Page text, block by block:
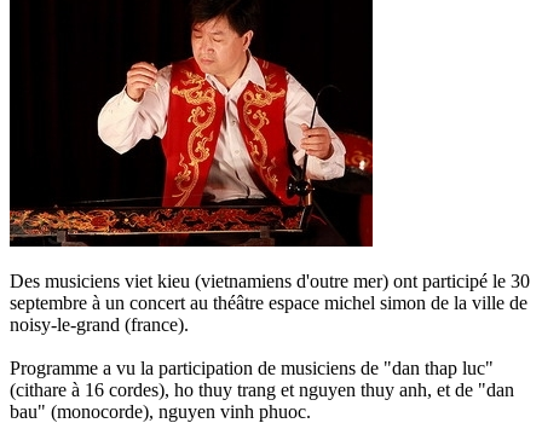
Des musiciens viet kieu (vietnamiens d'outre mer) ont participé le 30
septembre à un concert au théâtre espace michel simon de la ville de
noisy-le-grand (france).
Programme a vu la participation de musiciens de "dan thap luc"
(cithare à 16 cordes), ho thuy trang et nguyen thuy anh, et de "dan
bau" (monocorde), nguyen vinh phuoc.